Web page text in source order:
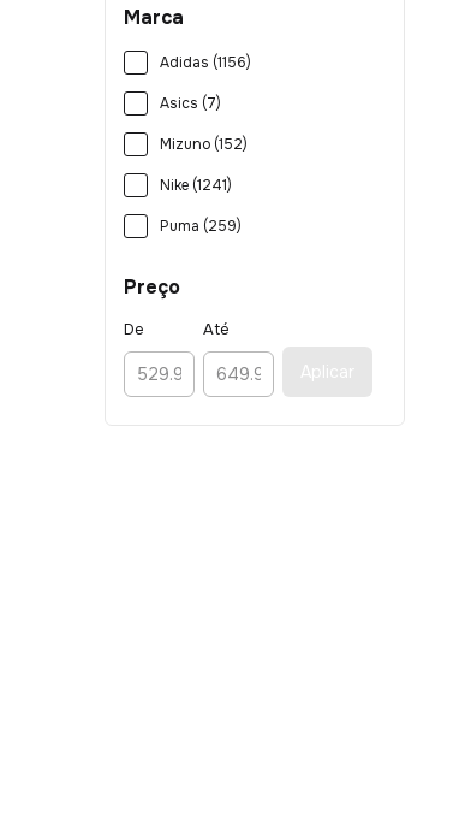
Marca
Adidas (1156)
Asics (7)
Mizuno (152)
Nike (1241)
Puma (259)
Preço
De Até
Aplicar